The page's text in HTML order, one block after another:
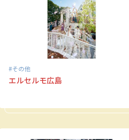
その他
エルセルモ広島